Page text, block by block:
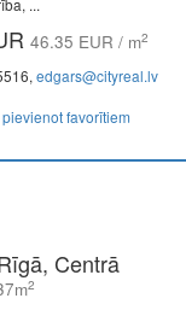
...
46.35 EUR / m2
edgars@cityreal.lv
pievienot favorītiem
Centrā
2